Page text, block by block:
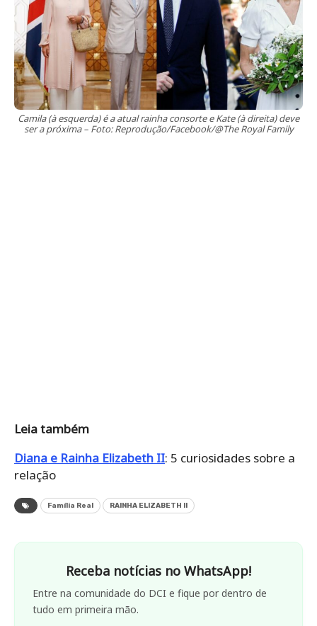
Camila (à esquerda) é a atual rainha consorte e Kate (à direita) deve
ser a próxima – Foto: Reprodução/Facebook/@The Royal Family
Leia também
Diana e Rainha Elizabeth II: 5 curiosidades sobre a
relação
Família Real RAINHA ELIZABETH II
Receba notícias no WhatsApp!
Entre na comunidade do DCI e fique por dentro de
tudo em primeira mão.